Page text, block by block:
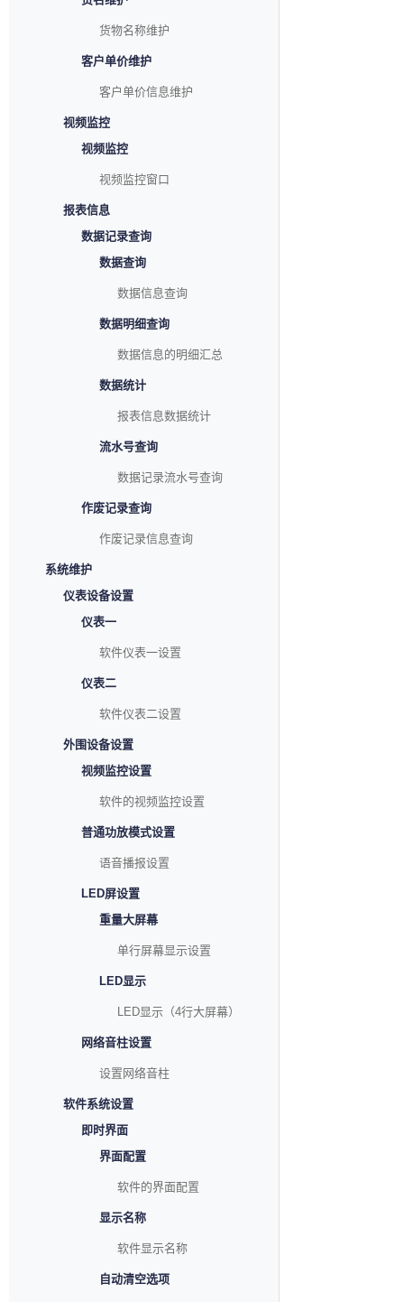
货物名称维护
客户单价维护
客户单价信息维护
视频监控
视频监控
视频监控窗口
报表信息
数据记录查询
数据查询
数据信息查询
数据明细查询
数据信息的明细汇总
数据统计
报表信息数据统计
流水号查询
数据记录流水号查询
作废记录查询
作废记录信息查询
系统维护
仪表设备设置
仪表一
软件仪表一设置
仪表二
软件仪表二设置
外围设备设置
视频监控设置
软件的视频监控设置
普通功放模式设置
语音播报设置
LED屏设置
重量大屏幕
单行屏幕显示设置
LED显示
LED显示（4行大屏幕）
网络音柱设置
设置网络音柱
软件系统设置
即时界面
界面配置
软件的界面配置
显示名称
软件显示名称
自动清空选项